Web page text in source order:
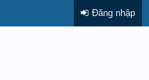
Đăng nhập